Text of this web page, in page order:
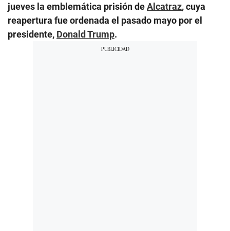
jueves la emblemática prisión deAlcatraz, cuya
reapertura fue ordenada el pasado mayo por el
presidente, Donald Trump.